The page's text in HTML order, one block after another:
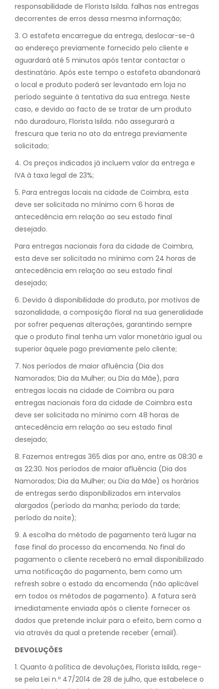
responsabilidade de Florista Isilda. falhas nas entregas
decorrentes de erros dessa mesma informação;
3. O estafeta encarregue da entrega, deslocar-se-á
ao endereço previamente fornecido pelo cliente e
aguardará até 5 minutos após tentar contactar o
destinatário. Após este tempo o estafeta abandonará
o local e produto poderá ser levantado em loja no
período seguinte á tentativa da sua entrega. Neste
caso, e devido ao facto de se tratar de um produto
não duradouro, Florista Isilda. não assegurará a
frescura que teria no ato da entrega previamente
solicitado;
4. Os preços indicados já incluem valor da entrega e
IVA à taxa legal de 23%;
5. Para entregas locais na cidade de Coimbra, esta
deve ser solicitada no mínimo com 6 horas de
antecedência em relação ao seu estado final
desejado.
Para entregas nacionais fora da cidade de Coimbra,
esta deve ser solicitada no mínimo com 24 horas de
antecedência em relação ao seu estado final
desejado;
6. Devido à disponibilidade do produto, por motivos de
sazonalidade, a composição floral na sua generalidade
por sofrer pequenas alterações, garantindo sempre
que o produto final tenha um valor monetário igual ou
superior àquele pago previamente pelo cliente;
7. Nos períodos de maior afluência (Dia dos
Namorados; Dia da Mulher; ou Dia da Mãe), para
entregas locais na cidade de Coimbra ou para
entregas nacionais fora da cidade de Coimbra esta
deve ser solicitada no mínimo com 48 horas de
antecedência em relação ao seu estado final
desejado;
8. Fazemos entregas 365 dias por ano, entre as 08:30 e
as 22:30. Nos períodos de maior afluência (Dia dos
Namorados; Dia da Mulher; ou Dia da Mãe) os horários
de entregas serão disponibilizados em intervalos
alargados (período da manha; período da tarde;
período da noite);
9. A escolha do método de pagamento terá lugar na
fase final do processo da encomenda. No final do
pagamento o cliente receberá no email disponibilizado
uma notificação do pagamento, bem como um
refresh sobre o estado da encomenda (não aplicável
em todos os métodos de pagamento). A fatura será
imediatamente enviada após o cliente fornecer os
dados que pretende incluir para o efeito, bem como a
via através da qual a pretende receber (email).
DEVOLUÇÕES
1. Quanto à política de devoluções, Florista Isilda, rege-
se pela Lei n.º 47/2014 de 28 de julho, que estabelece o